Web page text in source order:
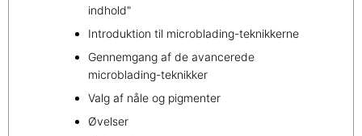
indhold"
Introduktion til microblading-teknikkerne
Gennemgang af de avancerede
microblading-teknikker
Valg af nåle og pigmenter
Øvelser